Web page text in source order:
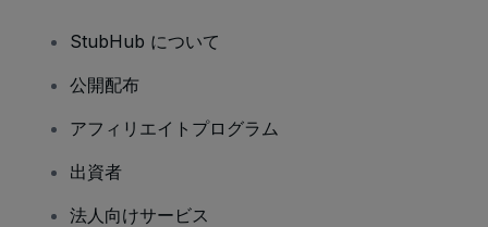
StubHub について
公開配布
アフィリエイトプログラム
出資者
法人向けサービス